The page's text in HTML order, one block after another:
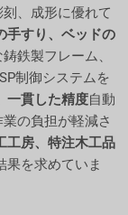
、成形に優れて
手すり、ベッドの
鉄製フレーム、
制御システムを
一貫した精度自動
の負担が軽減さ
工房、特注木工品
果を求めていま